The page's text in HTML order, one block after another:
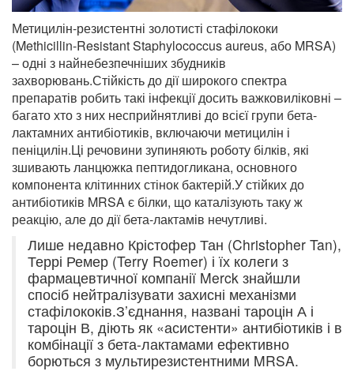
Метицилін-резистентні золотисті стафілококи
(Methicillin-Resistant Staphylococcus aureus, або MRSA)
– одні з найнебезпечніших збудників
захворювань.Стійкість до дії широкого спектра
препаратів робить такі інфекції досить важковиліковні –
багато хто з них несприйнятливі до всієї групи бета-
лактамних антибіотиків, включаючи метицилін і
пеніцилін.Ці речовини зупиняють роботу білків, які
зшивають ланцюжка пептидогликана, основного
компонента клітинних стінок бактерій.У стійких до
антибіотиків MRSA є білки, що каталізують таку ж
реакцію, але до дії бета-лактамів нечутливі.
Лише недавно Крістофер Тан (Christopher Tan),
Террі Ремер (Terry Roemer) і їх колеги з
фармацевтичної компанії Merck знайшли
спосіб нейтралізувати захисні механізми
стафілококів.З’єднання, названі тароцін А і
тароцін В, діють як «асистенти» антибіотиків і в
комбінації з бета-лактамами ефективно
борються з мультирезистентними MRSA.